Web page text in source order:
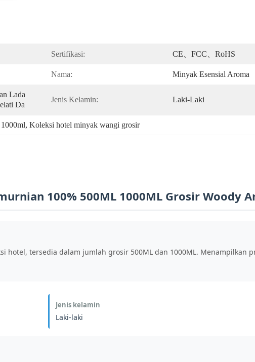
Sertifikasi: CE、FCC、RoHS
Nama: Minyak Esensial Aroma
Lada
Da
Jenis Kelamin: Laki-Laki
, Koleksi hotel minyak wangi grosir
100% 500ML 1000ML Grosir Woody
tersedia dalam jumlah grosir 500ML dan 1000ML. Menampilkan
Jenis kelamin
Laki-laki